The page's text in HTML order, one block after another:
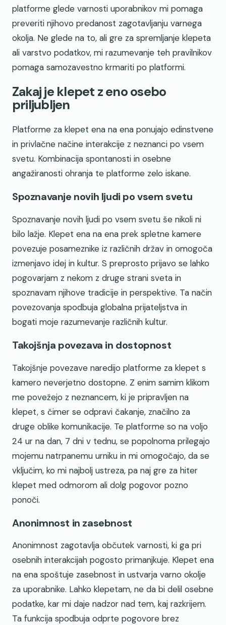
platforme glede varnosti uporabnikov mi pomaga
preveriti njihovo predanost zagotavljanju varnega
okolja. Ne glede na to, ali gre za spremljanje klepeta
ali varstvo podatkov, mi razumevanje teh pravilnikov
pomaga samozavestno krmariti po platformi.
Zakaj je klepet z eno osebo
priljubljen
Platforme za klepet ena na ena ponujajo edinstvene
in privlačne načine interakcije z neznanci po vsem
svetu. Kombinacija spontanosti in osebne
angažiranosti ohranja te platforme zelo iskane.
Spoznavanje novih ljudi po vsem svetu
Spoznavanje novih ljudi po vsem svetu še nikoli ni
bilo lažje. Klepet ena na ena prek spletne kamere
povezuje posameznike iz različnih držav in omogoča
izmenjavo idej in kultur. S preprosto prijavo se lahko
pogovarjam z nekom z druge strani sveta in
spoznavam njihove tradicije in perspektive. Ta način
povezovanja spodbuja globalna prijateljstva in
bogati moje razumevanje različnih kultur.
Takojšnja povezava in dostopnost
Takojšnje povezave naredijo platforme za klepet s
kamero neverjetno dostopne. Z enim samim klikom
me povežejo z neznancem, ki je pripravljen na
klepet, s čimer se odpravi čakanje, značilno za
druge oblike komunikacije. Te platforme so na voljo
24 ur na dan, 7 dni v tednu, se popolnoma prilegajo
mojemu natrpanemu urniku in mi omogočajo, da se
vključim, ko mi najbolj ustreza, pa naj gre za hiter
klepet med odmorom ali dolg pogovor pozno
ponoči.
Anonimnost in zasebnost
Anonimnost zagotavlja občutek varnosti, ki ga pri
osebnih interakcijah pogosto primanjkuje. Klepet ena
na ena spoštuje zasebnost in ustvarja varno okolje
za uporabnike. Lahko klepetam, ne da bi delil osebne
podatke, kar mi daje nadzor nad tem, kaj razkrijem.
Ta funkcija spodbuja odprte pogovore brez